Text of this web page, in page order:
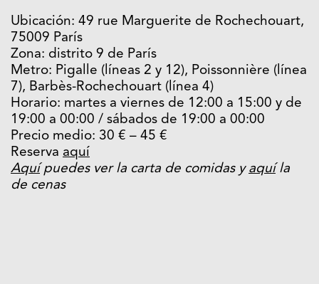
Ubicación: 49 rue Marguerite de Rochechouart,
75009 París
Zona: distrito 9 de París
Metro: Pigalle (líneas 2 y 12), Poissonnière (línea
7), Barbès-Rochechouart (línea 4)
Horario: martes a viernes de 12:00 a 15:00 y de
19:00 a 00:00 / sábados de 19:00 a 00:00
Precio medio: 30 € – 45 €
Reserva aquí
Aquípuedes ver la carta de comidas y aquíla
de cenas